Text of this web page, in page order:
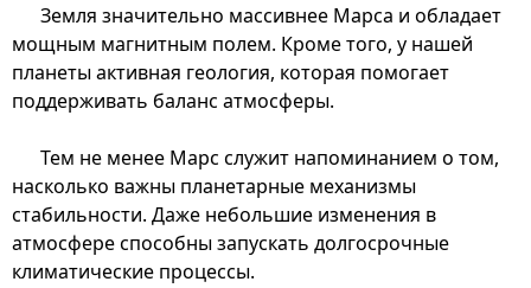
Земля значительно массивнее Марса и обладает
мощным магнитным полем. Кроме того, у нашей
планеты активная геология, которая помогает
поддерживать баланс атмосферы.
Тем не менее Марс служит напоминанием о том,
насколько важны планетарные механизмы
стабильности. Даже небольшие изменения в
атмосфере способны запускать долгосрочные
климатические процессы.